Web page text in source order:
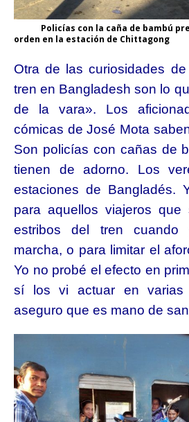
Policías con la caña de bambú
orden en la estación de Chittagong
Otra de las curiosidades
tren en Bangladesh son lo
de la vara». Los
cómicas de José Mota
Son policías con cañas de
tienen de adorno. Los
estaciones de Bangladés.
para aquellos viajeros
estribos del tren
marcha, o para limitar el
Yo no probé el efecto en
sí los vi actuar en varias
aseguro que es mano de